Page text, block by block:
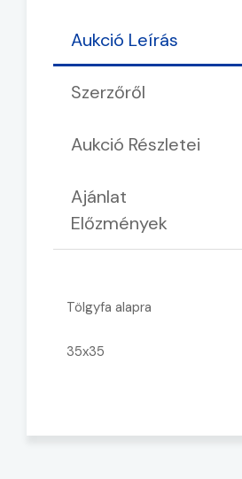
Aukció Leírás
Szerzőről
Aukció Részletei
Ajánlat
Előzmények
Tölgyfa alapra
35x35